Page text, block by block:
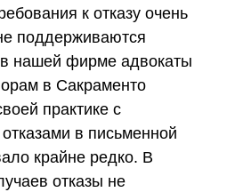
к отказу очень
поддерживаются
нашей фирме адвокаты
в Сакраменто
практике с
в письменной
крайне редко. В
отказы не